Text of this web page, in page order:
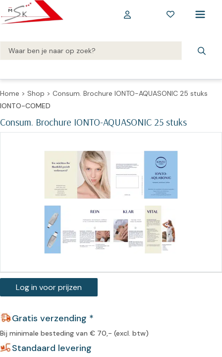
Home > Shop > Consum. Brochure IONTO-AQUASONIC 25 stuks
Consum. Brochure IONTO-AQUASONIC 25 stuks
IONTO-COMED
Log in voor prijzen
Gratis verzending *
Bij minimale besteding van € 70,- (excl. btw)
Standaard levering